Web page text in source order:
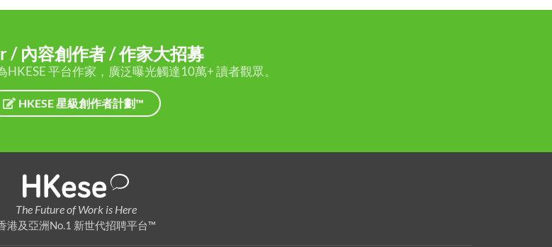
/ 內容創作者 / 作家大招募
平台作家，廣泛曝光觸達10萬+ 讀者觀眾。
HKESE 星級創作者計劃™
The Future of Work is Here
港及亞洲No.1 新世代招聘平台™